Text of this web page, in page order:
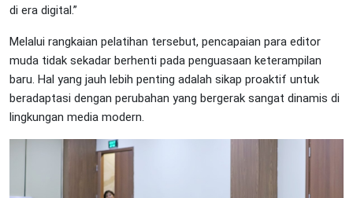
di era digital.”
Melalui rangkaian pelatihan tersebut, pencapaian para editor
muda tidak sekadar berhenti pada penguasaan keterampilan
baru. Hal yang jauh lebih penting adalah sikap proaktif untuk
beradaptasi dengan perubahan yang bergerak sangat dinamis di
lingkungan media modern.